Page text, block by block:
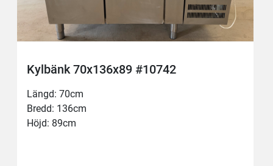
Kylbänk 70x136x89 #10742
Längd: 70cm
Bredd: 136cm
Höjd: 89cm